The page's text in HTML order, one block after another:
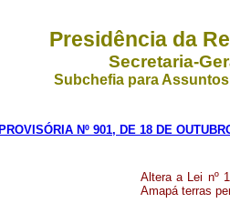
Presidência da
Secretaria-
Subchefia para
Nº 901, DE 18 DE
Altera a Lei nº
Amapá terras